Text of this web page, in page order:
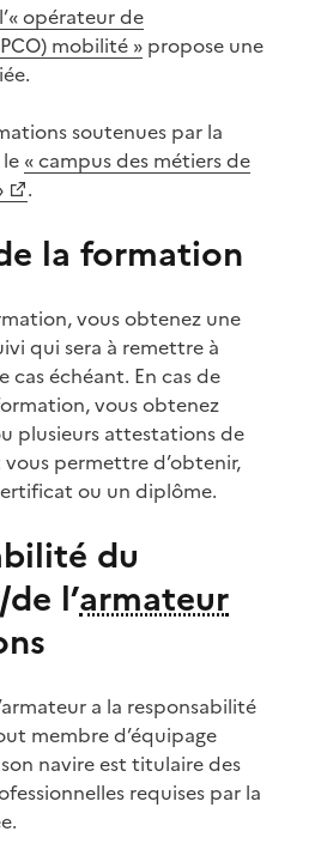
l’« opérateur de
mobilité » propose une
soutenues par la
« campus des métiers de
.
la formation
vous obtenez une
qui sera à remettre à
cas échéant. En cas de
vous obtenez
plusieurs attestations de
permettre d’obtenir,
ou un diplôme.
du
l’armateur
a la responsabilité
membre d’équipage
navire est titulaire des
requises par la